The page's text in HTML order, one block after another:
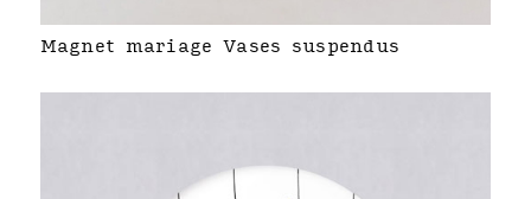
Magnet mariage Vases suspendus